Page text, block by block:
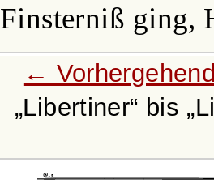
Finsterniß ging,
←
Libertiner
bis